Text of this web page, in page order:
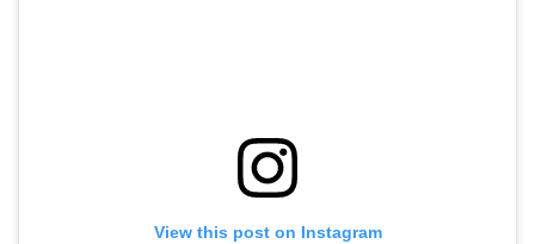
View this post on Instagram